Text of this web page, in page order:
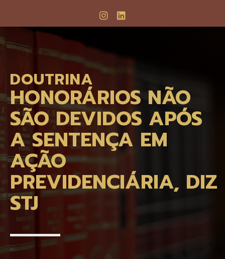
DOUTRINA
HONORÁRIOS NÃO
SÃO DEVIDOS APÓS
A SENTENÇA EM
AÇÃO
PREVIDENCIÁRIA, DIZ
STJ